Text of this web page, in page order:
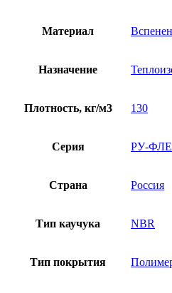
Материал
Назначение
Плотность, кг/м3 130
Серия РУ-
Страна Россия
Тип каучука NBR
Тип покрытия